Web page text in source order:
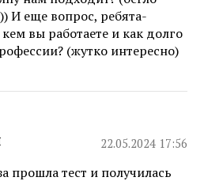
И еще вопрос, ребята-
кем вы работаете и как долго
(жутко интересно)
22.05.2024 17:56
прошла тест и получилась